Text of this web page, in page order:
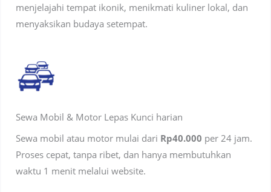
menjelajahi tempat ikonik, menikmati kuliner lokal, dan
menyaksikan budaya setempat.
Sewa Mobil & Motor Lepas Kunci harian
Sewa mobil atau motor mulai dari Rp40.000 per 24 jam.
Proses cepat, tanpa ribet, dan hanya membutuhkan
waktu 1 menit melalui website.